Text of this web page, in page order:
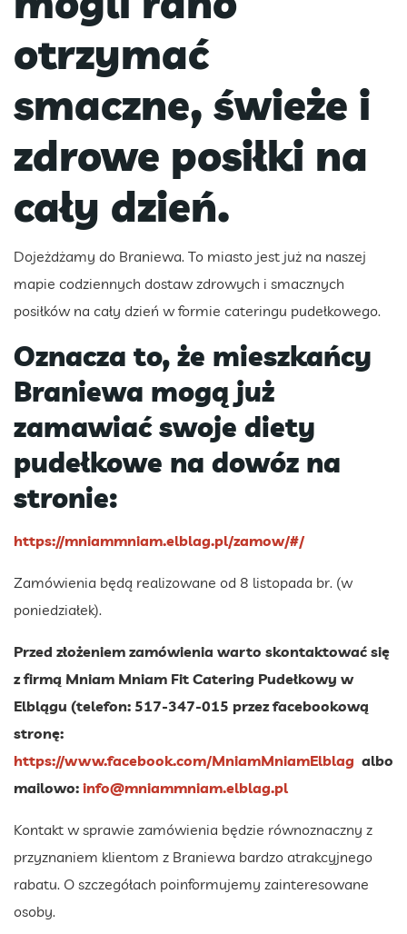
otrzymać
smaczne, świeże i
zdrowe posiłki na
cały dzień.
Dojeżdżamy do Braniewa. To miasto jest już na naszej
mapie codziennych dostaw zdrowych i smacznych
posiłków na cały dzień w formie cateringu pudełkowego.
Oznacza to, że mieszkańcy
Braniewa mogą już
zamawiać swoje diety
pudełkowe na dowóz na
stronie:
https://mniammniam.elblag.pl/zamow/#/
Zamówienia będą realizowane od 8 listopada br. (w
poniedziałek).
Przed złożeniem zamówienia warto skontaktować się
z firmą Mniam Mniam Fit Catering Pudełkowy w
Elblągu (telefon: 517-347-015 przez facebookową
stronę:
https://www.facebook.com/MniamMniamElblag albo
mailowo: info@mniammniam.elblag.pl
Kontakt w sprawie zamówienia będzie równoznaczny z
przyznaniem klientom z Braniewa bardzo atrakcyjnego
rabatu. O szczegółach poinformujemy zainteresowane
osoby.